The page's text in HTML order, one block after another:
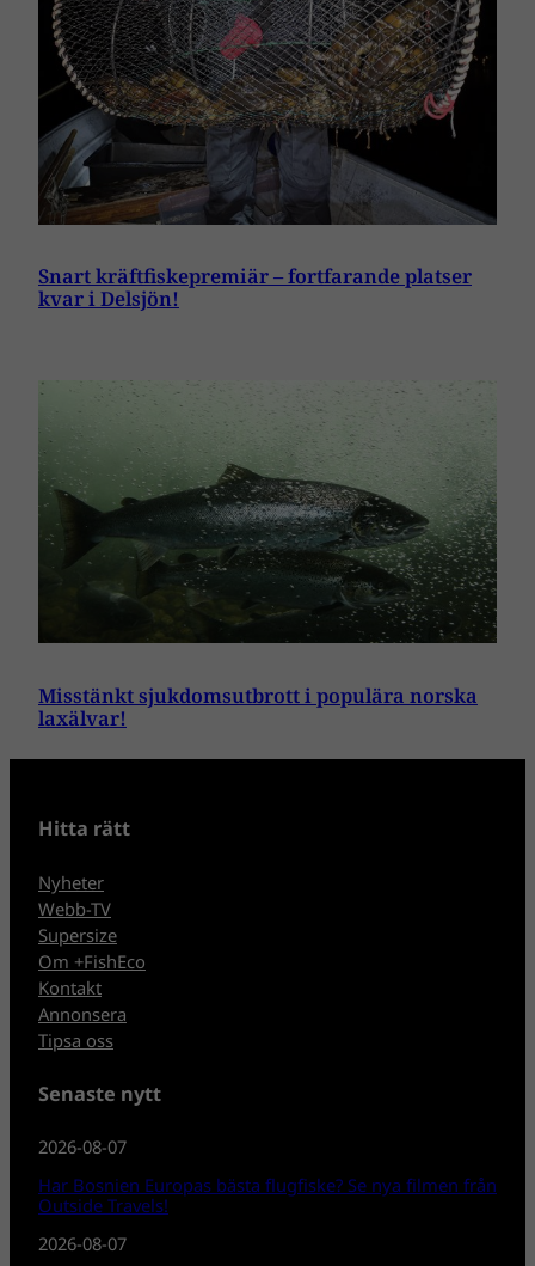
Snart kräftfiskepremiär – fortfarande platser
kvar i Delsjön!
Misstänkt sjukdomsutbrott i populära norska
laxälvar!
Hitta rätt
Nyheter
Webb-TV
Supersize
Om +FishEco
Kontakt
Annonsera
Tipsa oss
Senaste nytt
2026-08-07
Har Bosnien Europas bästa flugfiske? Se nya filmen från
Outside Travels!
2026-08-07